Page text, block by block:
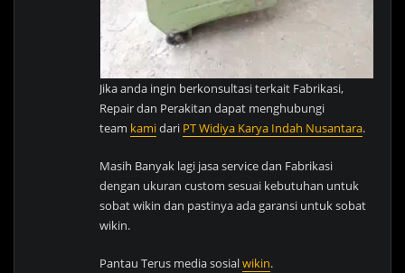
Jika anda ingin berkonsultasi terkait Fabrikasi,
Repair dan Perakitan dapat menghubungi
team kamidari PT Widiya Karya Indah Nusantara.
Masih Banyak lagi jasa service dan Fabrikasi
dengan ukuran custom sesuai kebutuhan untuk
sobat wikin dan pastinya ada garansi untuk sobat
wikin.
Pantau Terus media sosialwikin.